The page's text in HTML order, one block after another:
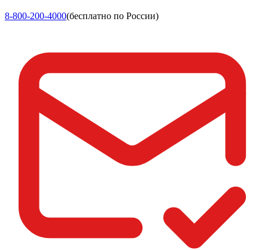
8-800-200-4000(бесплатно по России)